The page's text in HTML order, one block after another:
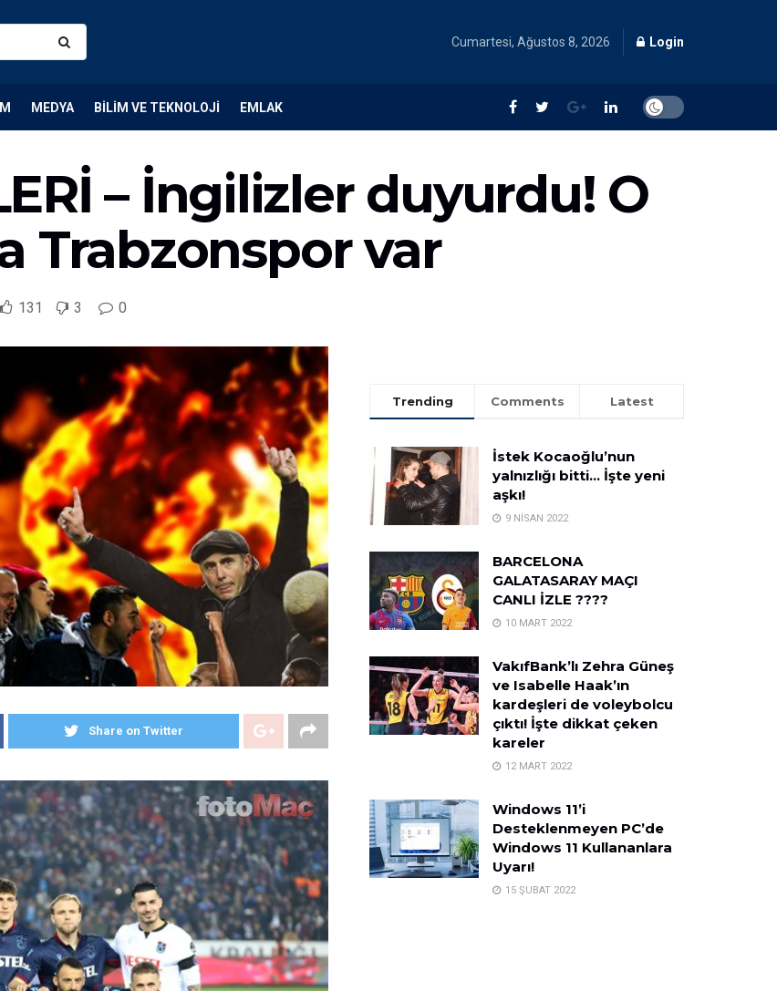
Cumartesi, Ağustos 8, 2026 Login
MEDYA BILIM VE TEKNOLOJI EMLAK
– İngilizler duyurdu! O
Trabzonspor var
131 3 0
Share on Twitter
Trending Comments Latest
İstek Kocaoğlu’nun
yalnızlığı bitti… İşte yeni
aşkı!
9 NISAN 2022
BARCELONA
GALATASARAY MAÇI
CANLI İZLE ????
10 MART 2022
VakıfBank’lı Zehra Güneş
ve Isabelle Haak’ın
kardeşleri de voleybolcu
çıktı! İşte dikkat çeken
kareler
12 MART 2022
Windows 11’i
Desteklenmeyen PC’de
Windows 11 Kullananlara
Uyarı!
15 ŞUBAT 2022